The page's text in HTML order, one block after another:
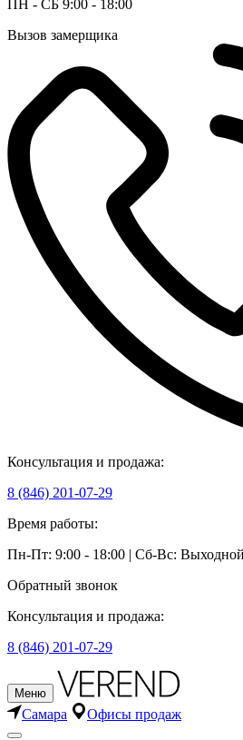
ПН - СБ 9:00 - 18:00
Вызов замерщика
Консультация и продажа:
8 (846) 201-07-29
Время работы:
Пн-Пт: 9:00 - 18:00 | Сб-Вс: Выходной
Обратный звонок
Консультация и продажа:
8 (846) 201-07-29
Меню
Самара Офисы продаж